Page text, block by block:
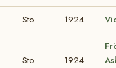
Sto 1924
Sto 1924